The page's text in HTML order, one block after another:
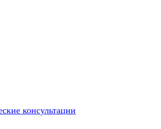
консультации